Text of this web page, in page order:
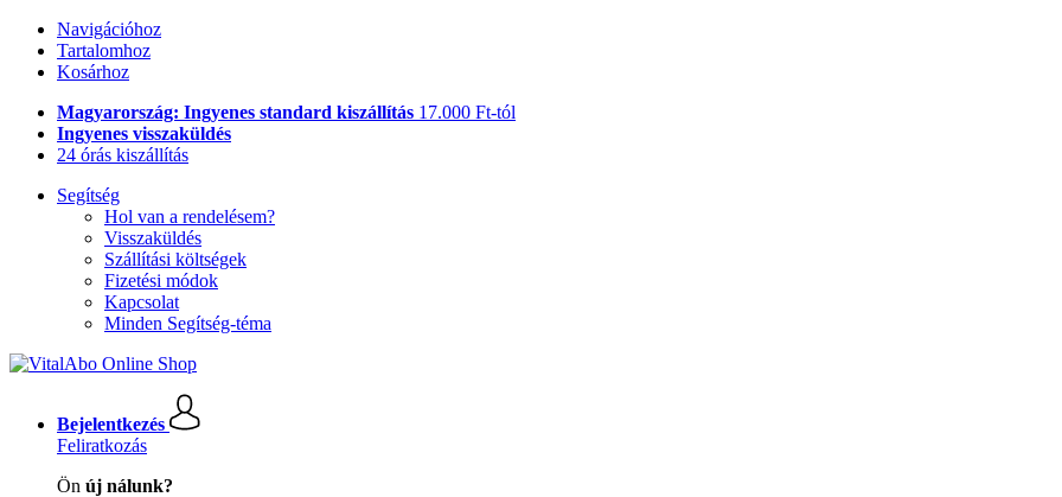
Navigációhoz
Tartalomhoz
Kosárhoz
Magyarország: Ingyenes standard kiszállítás 17.000 Ft-tól
Ingyenes visszaküldés
24 órás kiszállítás
Segítség
Hol van a rendelésem?
Visszaküldés
Szállítási költségek
Fizetési módok
Kapcsolat
Minden Segítség-téma
Bejelentkezés
Feliratkozás
Ön új nálunk?